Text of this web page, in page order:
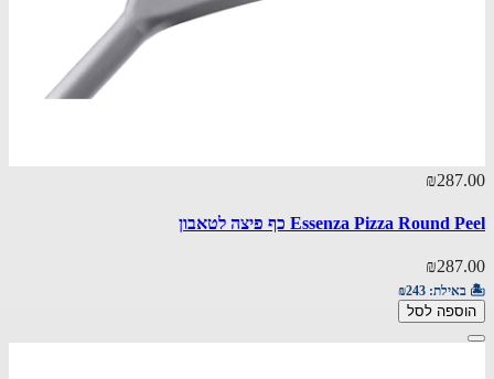
₪287.00
Essenza Pizza Round Peel כף פיצה לטאבון
₪287.00
🏝️ באילת: ₪243
הוספה לסל